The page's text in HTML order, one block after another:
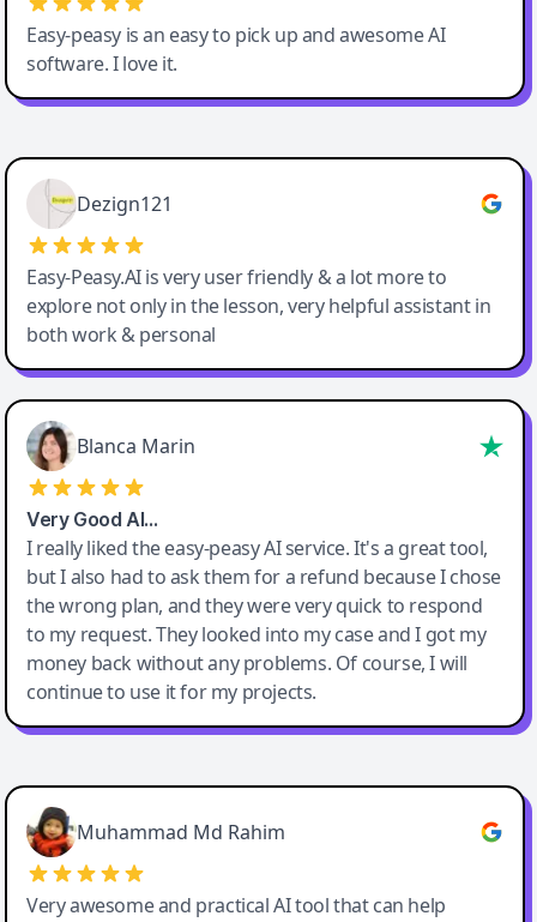
Easy-peasy is an easy to pick up and awesome AI
software. I love it.
Easy-Peasy AI
Dezign121
Easy-Peasy.AI is very user friendly & a lot more to
explore not only in the lesson, very helpful assistant in
both work & personal
Blanca Marin
Very Good AI…
I really liked the easy-peasy AI service. It's a great tool,
but I also had to ask them for a refund because I chose
the wrong plan, and they were very quick to respond
to my request. They looked into my case and I got my
money back without any problems. Of course, I will
continue to use it for my projects.
Easy-Peasy AI
Muhammad Md Rahim
Very awesome and practical AI tool that can help